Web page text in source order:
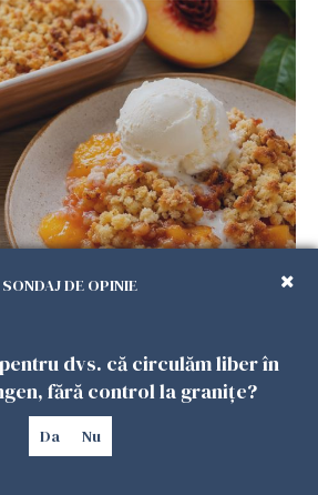
te cucerește de la prima
SONDAJ DE OPINIE
dvs. că circulăm liber în
fără control la granițe?
Da Nu